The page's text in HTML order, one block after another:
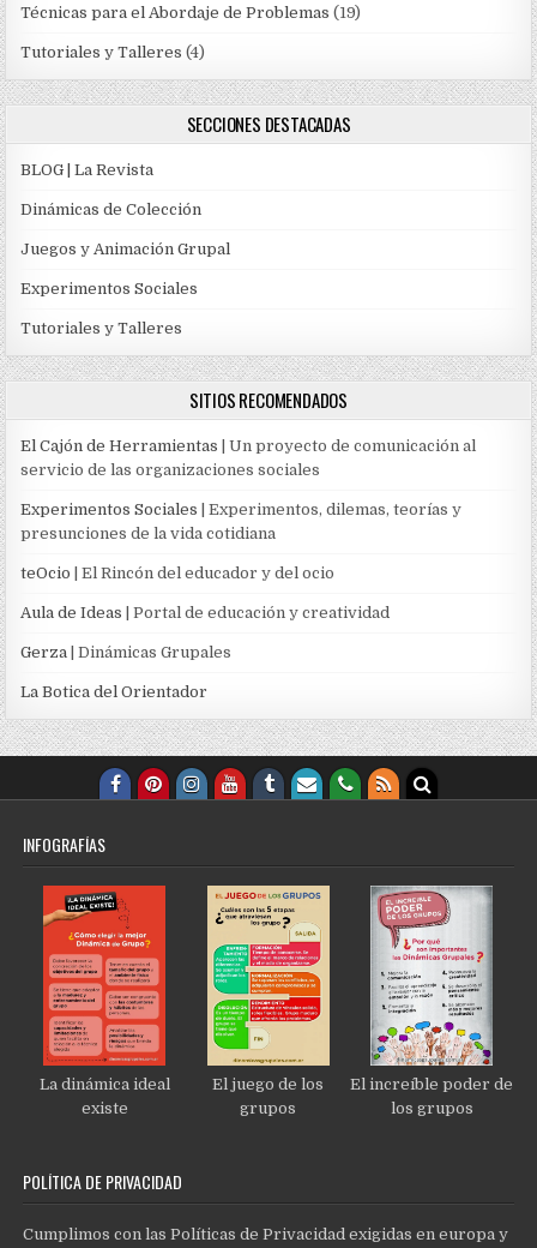
Técnicas para el Abordaje de Problemas (19)
Tutoriales y Talleres (4)
SECCIONES DESTACADAS
BLOG | La Revista
Dinámicas de Colección
Juegos y Animación Grupal
Experimentos Sociales
Tutoriales y Talleres
SITIOS RECOMENDADOS
El Cajón de Herramientas | Un proyecto de comunicación al
servicio de las organizaciones sociales
Experimentos Sociales | Experimentos, dilemas, teorías y
presunciones de la vida cotidiana
teOcio | El Rincón del educador y del ocio
Aula de Ideas | Portal de educación y creatividad
Gerza | Dinámicas Grupales
La Botica del Orientador
INFOGRAFÍAS
La dinámica ideal
existe
El juego de los
grupos
El increíble poder de
los grupos
POLÍTICA DE PRIVACIDAD
Cumplimos con las Políticas de Privacidad exigidas en europa y